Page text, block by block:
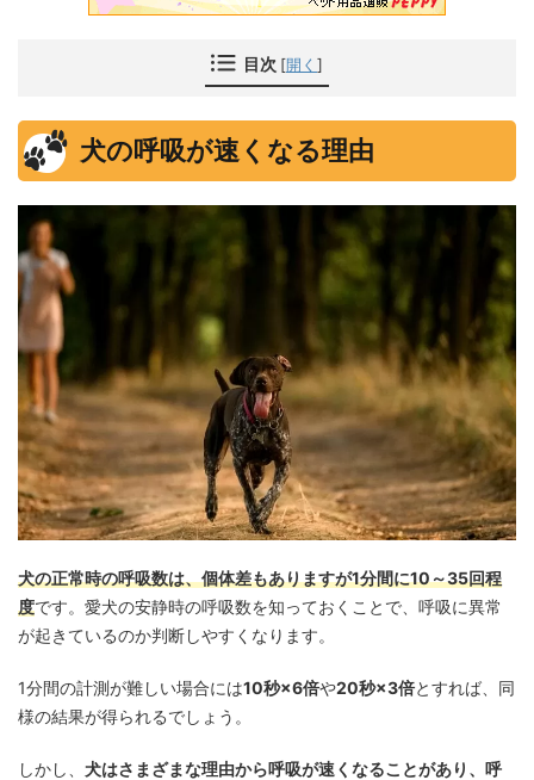
目次 [開く ]
犬の呼吸が速くなる理由
犬の正常時の呼吸数は、個体差もありますが1分間に10～35回程
度です。愛犬の安静時の呼吸数を知っておくことで、呼吸に異常
が起きているのか判断しやすくなります。
1分間の計測が難しい場合には10秒×6倍や20秒×3倍とすれば、同
様の結果が得られるでしょう。
しかし、 犬はさまざまな理由から呼吸が速くなることがあり、呼